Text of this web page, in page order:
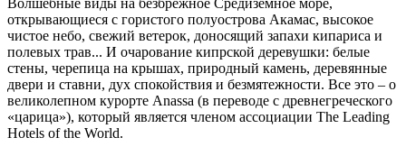
открывающиеся с гористого полуострова Акамас, высокое
чистое небо, свежий ветерок, доносящий запахи кипариса и
полевых трав... И очарование кипрской деревушки: белые
стены, черепица на крышах, природный камень, деревянные
двери и ставни, дух спокойствия и безмятежности. Все это – о
великолепном курорте Anassa (в переводе с древнегреческого
«царица»), который является членом ассоциации The Leading
Hotels of the World.